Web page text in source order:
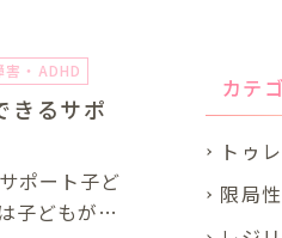
害・ADHD
きるサポ
ポート子ど
子どもが突
カテ
トゥ
限局